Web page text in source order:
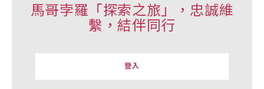
馬哥孛羅「探索之旅」，忠誠維
繫，結伴同行
登入